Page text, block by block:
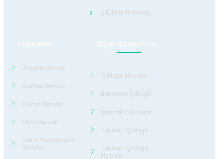
24 Teknik Servis
Hizmetler
Arçelik Servisi
Kombi Servisi
Klima Servisi
Fırın Servisi
Derin Dondurucu
Servisi
Diğer Sitelerimiz
Çilingir Hocası
Bornova Çilingir
Bayraklı Çilingir
Torbalı Çilingir
Torbalı Çilingir
Hocası